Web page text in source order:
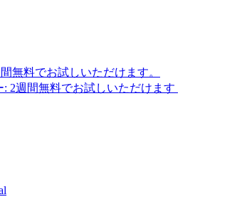
無料でお試しいただけます。
: 2週間無料でお試しいただけます